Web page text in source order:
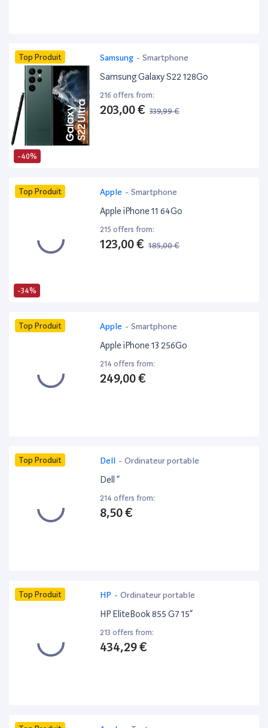
-40%
Top Produit Samsung - Smartphone
Samsung Galaxy S22 128Go
216 offers from:
203,00 € 339,99 €
-34%
Top Produit Apple - Smartphone
Apple iPhone 11 64Go
215 offers from:
123,00 € 185,00 €
Top Produit Apple - Smartphone
Apple iPhone 13 256Go
214 offers from:
249,00 €
Top Produit Dell - Ordinateur portable
Dell ”
214 offers from:
8,50 €
Top Produit HP - Ordinateur portable
HP EliteBook 855 G7 15”
213 offers from:
434,29 €